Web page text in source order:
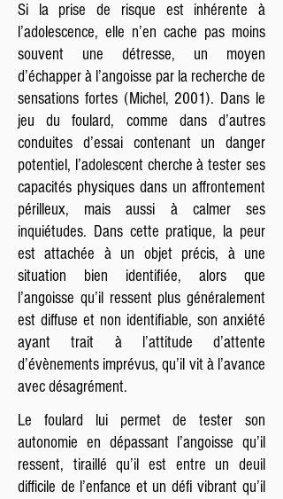
Si la prise de risque est inhérente à
l’adolescence, elle n’en cache pas moins
souvent une détresse, un moyen
d’échapper à l’angoisse par la recherche de
sensations fortes (Michel, 2001). Dans le
jeu du foulard, comme dans d’autres
conduites d’essai contenant un danger
potentiel, l’adolescent cherche à tester ses
capacités physiques dans un affrontement
périlleux, mais aussi à calmer ses
inquiétudes. Dans cette pratique, la peur
est attachée à un objet précis, à une
situation bien identifiée, alors que
l’angoisse qu’il ressent plus généralement
est diffuse et non identifiable, son anxiété
ayant trait à l’attitude d’attente
d’évènements imprévus, qu’il vit à l’avance
avec désagrément.
Le foulard lui permet de tester son
autonomie en dépassant l’angoisse qu’il
ressent, tiraillé qu’il est entre un deuil
difficile de l’enfance et un défi vibrant qu’il